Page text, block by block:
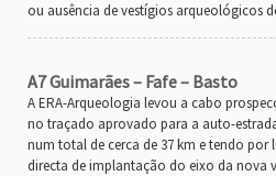
ou ausência de vestígios arqueológicos
A7 Guimarães – Fafe – Basto
A ERA-Arqueologia levou a cabo
no traçado aprovado para a auto-
num total de cerca de 37 km e tendo por
directa de implantação do eixo da nova